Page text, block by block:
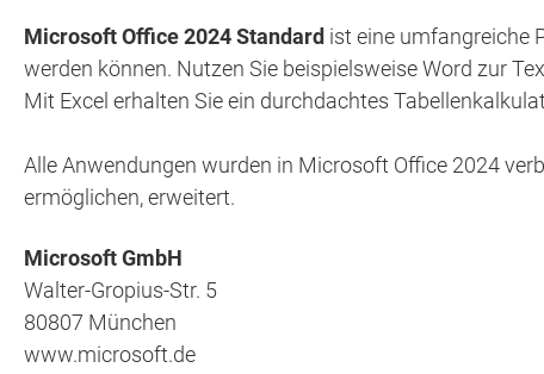
Microsoft Office 2024 Standard ist eine umfangreiche
werden können. Nutzen Sie beispielsweise Word zur
Mit Excel erhalten Sie ein durchdachtes
Alle Anwendungen wurden in Microsoft Office 2024
ermöglichen, erweitert.
Microsoft GmbH
Walter-Gropius-Str. 5
80807 München
www.microsoft.de